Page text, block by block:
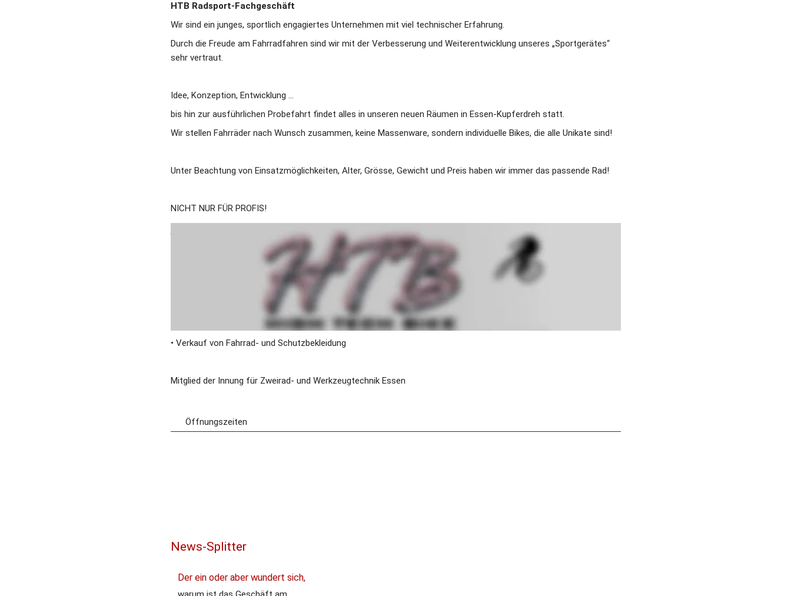
HTB Radsport-Fachgeschäft
Wir sind ein junges, sportlich engagiertes Unternehmen mit viel technischer Erfahrung.
Durch die Freude am Fahrradfahren sind wir mit der Verbesserung und Weiterentwicklung unseres „Sportgerätes“
sehr vertraut.
Idee, Konzeption, Entwicklung ...
bis hin zur ausführlichen Probefahrt findet alles in unseren neuen Räumen in Essen-Kupferdreh statt.
Wir stellen Fahrräder nach Wunsch zusammen, keine Massenware, sondern individuelle Bikes, die alle Unikate sind!
Unter Beachtung von Einsatzmöglichkeiten, Alter, Grösse, Gewicht und Preis haben wir immer das passende Rad!
NICHT NUR FÜR PROFIS!
• Inspektion, Wartung und Reparatur mit Terminabsprache
• Verkauf von Fahrrad- und Schutzbekleidung
Mitglied der Innung für Zweirad- und Werkzeugtechnik Essen
Öffnungszeiten
News-Splitter
Der ein oder aber wundert sich,